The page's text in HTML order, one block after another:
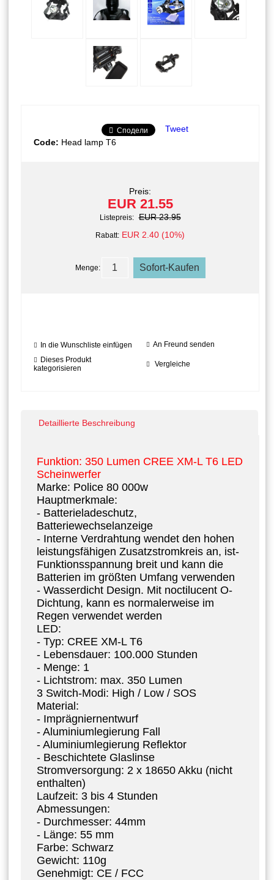
Сподели
Tweet
Code: Head lamp T6
Preis:
EUR 21.55
Listepreis: EUR 23.95
Rabatt: EUR 2.40 (10%)
Menge:
In die Wunschliste einfügen
An Freund senden
Dieses Produkt
kategorisieren
Vergleiche
Detaillierte Beschreibung
Funktion: 350 Lumen CREE XM-L T6 LED
Scheinwerfer
Marke: Police 80 000w
Hauptmerkmale:
- Batterieladeschutz,
Batteriewechselanzeige
- Interne Verdrahtung wendet den hohen
leistungsfähigen Zusatzstromkreis an, ist-
Funktionsspannung breit und kann die
Batterien im größten Umfang verwenden
- Wasserdicht Design. Mit noctilucent O-
Dichtung, kann es normalerweise im
Regen verwendet werden
LED:
- Typ: CREE XM-L T6
- Lebensdauer: 100.000 Stunden
- Menge: 1
- Lichtstrom: max. 350 Lumen
3 Switch-Modi: High / Low / SOS
Material:
- Imprägniernentwurf
- Aluminiumlegierung Fall
- Aluminiumlegierung Reflektor
- Beschichtete Glaslinse
Stromversorgung: 2 x 18650 Akku (nicht
enthalten)
Laufzeit: 3 bis 4 Stunden
Abmessungen:
- Durchmesser: 44mm
- Länge: 55 mm
Farbe: Schwarz
Gewicht: 110g
Genehmigt: CE / FCC